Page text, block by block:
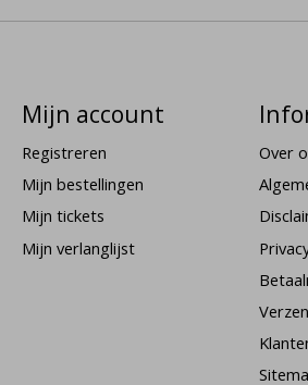
Mijn account
Registreren
Mijn bestellingen
Mijn tickets
Mijn verlanglijst
Over